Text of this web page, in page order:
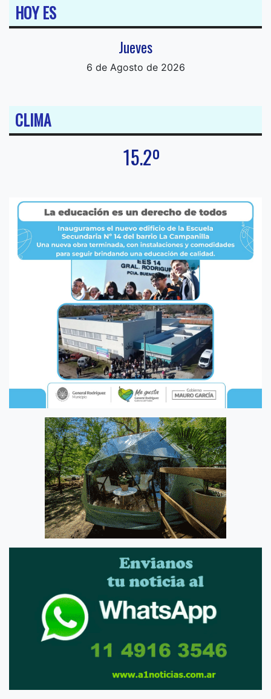
HOY ES
Jueves
6 de Agosto de 2026
CLIMA
15.2º